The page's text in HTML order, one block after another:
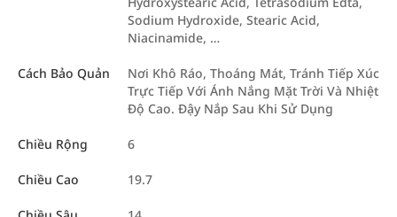
Sodium Hydroxide, Stearic Acid,
Niacinamide, …
Cách Bảo Quản
Nơi Khô Ráo, Thoáng Mát, Tránh Tiếp Xúc
Trực Tiếp Với Ánh Nắng Mặt Trời Và Nhiệt
Độ Cao. Đậy Nắp Sau Khi Sử Dụng
Chiều Rộng 6
Chiều Cao 19.7